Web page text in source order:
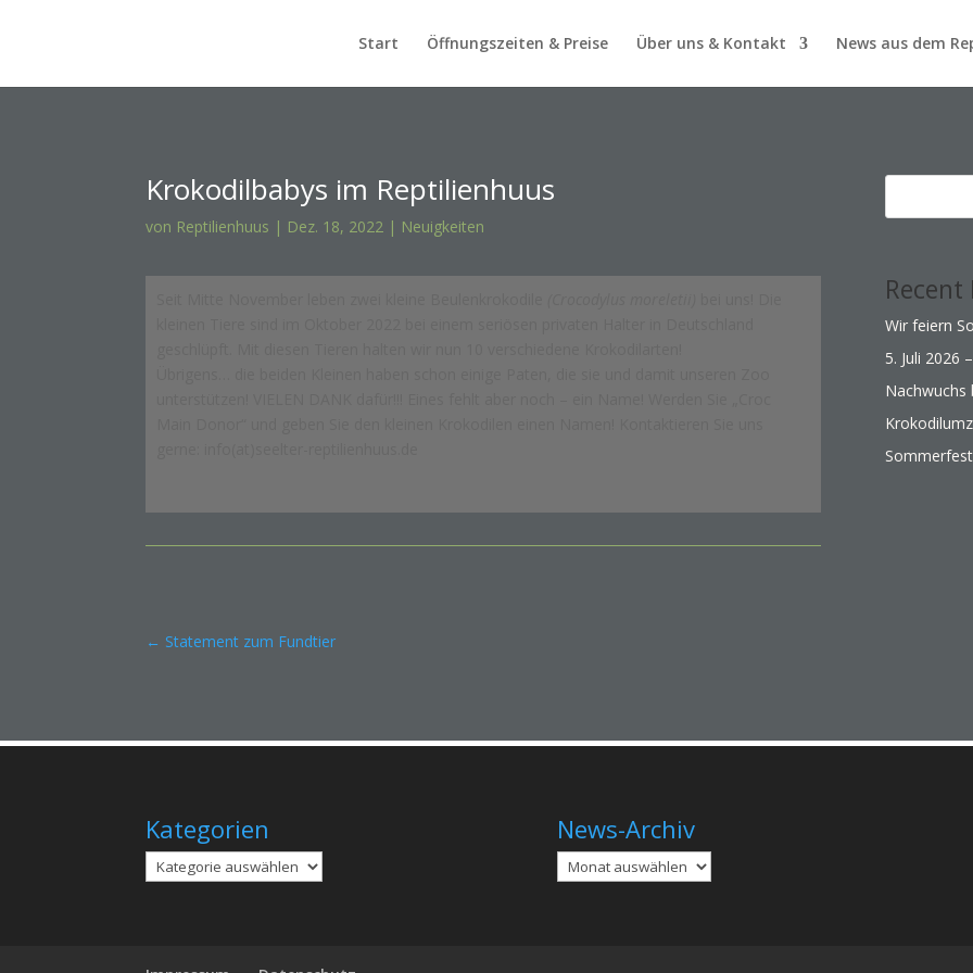
Start Öffnungszeiten & Preise Über uns & Kontakt News aus dem
Krokodilbabys im Reptilienhuus
von Reptilienhuus | Dez. 18, 2022 | Neuigkeiten
Recent
Wir feiern
5. Juli 2026
Nachwuchs
← Statement zum Fundtier
Kategorien
Kategorien
News-Archiv
Archiv